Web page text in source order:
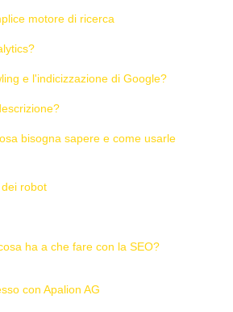
con Apalion AG
motore di ricerca
e l'indicizzazione di Google?
bisogna sapere e come usarle
robot
ha a che fare con la SEO?